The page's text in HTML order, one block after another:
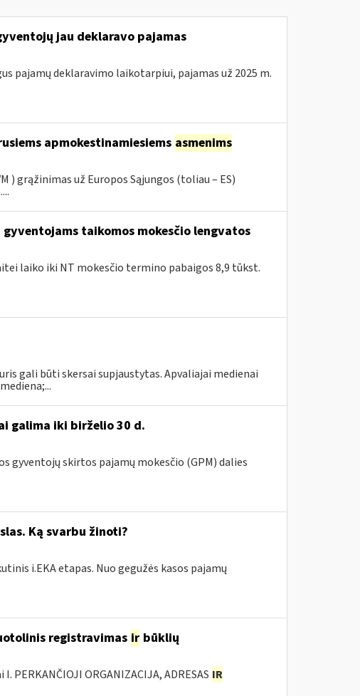
jau deklaravo pajamas
pajamų deklaravimo laikotarpiui, pajamas už 2025 m.
apmokestinamiesiems asmenims
) grąžinimas už Europos Sąjungos (toliau – ES)
....
taikomos mokesčio lengvatos
laiko iki NT mokesčio termino pabaigos 8,9 tūkst.
gali būti skersai supjaustytas. Apvaliajai medienai
galima iki birželio 30 d.
gyventojų skirtos pajamų mokesčio (GPM) dalies
Ką svarbu žinoti?
i.EKA etapas. Nuo gegužės kasos pajamų
registravimas irbūklių
PERKANČIOJI ORGANIZACIJA, ADRESAS IR